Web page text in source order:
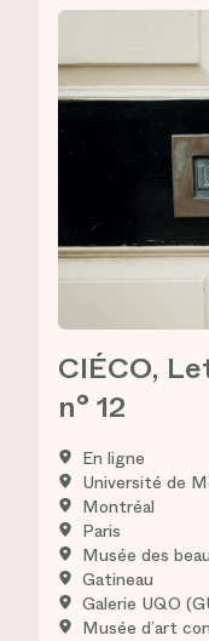
CIÉCO,
n° 12
En ligne
Université de
Montréal
Paris
Musée des
Gatineau
Galerie UQO
Musée d’art